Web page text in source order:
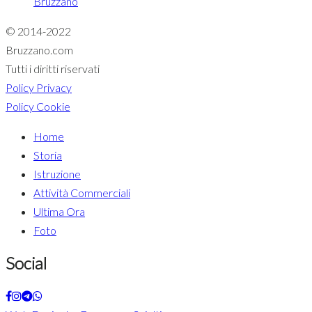
© 2014-2022
Bruzzano.com
Tutti i diritti riservati
Policy Privacy
Policy Cookie
Home
Storia
Istruzione
Attività Commerciali
Ultima Ora
Foto
Social